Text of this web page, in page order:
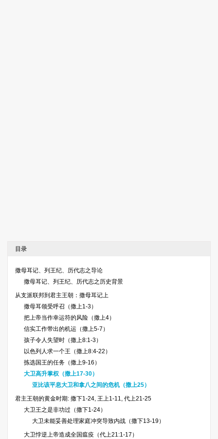
目录
撒母耳记、列王纪、历代志之导论
撒母耳记、列王纪、历代志之历史背景
从支派联邦到君主王朝：撒母耳记上
撒母耳领受呼召（撒上1-3）
把上帝当作幸运符的风险（撒上4）
信实工作带出的机运（撒上5-7）
孩子令人失望时（撒上8:1-3）
以色列人求一个王（撒上8:4-22）
拣选国王的任务（撒上9-16）
大卫高升掌权（撒上17-30）
亚比该平息大卫和拿八之间的危机（撒上25）
君主王朝的黄金时期: 撒下1-24, 王上1-11, 代上21-25
大卫王之是非功过（撒下1-24）
大卫未能妥善处理家庭冲突导致内战（撒下13-19）
大卫悖逆上帝造成全国瘟疫（代上21:1-17）